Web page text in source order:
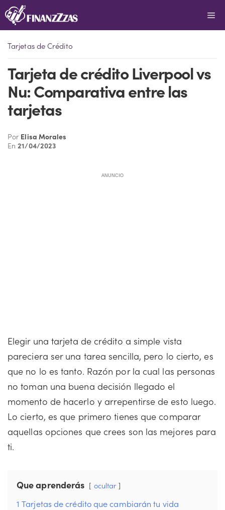
Saltar
al
Tarjetas de Crédito
Tarjeta de crédito Liverpool vs
Nu: Comparativa entre las
tarjetas
Por Elisa Morales
En21/04/2023
ANUNCIO
Elegir una tarjeta de crédito a simple vista
pareciera ser una tarea sencilla, pero lo cierto, es
que no lo es tanto. Razón por la cual las personas
no toman una buena decisión llegado el
momento de hacerlo y arrepentirse de esto luego.
Lo cierto, es que primero tienes que comparar
aquellas opciones que crees son las mejores para
ti.
Que aprenderás ocultar
1 Tarjetas de crédito que cambiarán tu vida